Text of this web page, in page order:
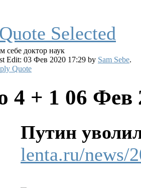
себе доктор наук
Edit: 03 Фев 2020 17:29 by Sam Sebe.
Quote
4 + 1 06 Фев
Путин
lenta.ru/news/